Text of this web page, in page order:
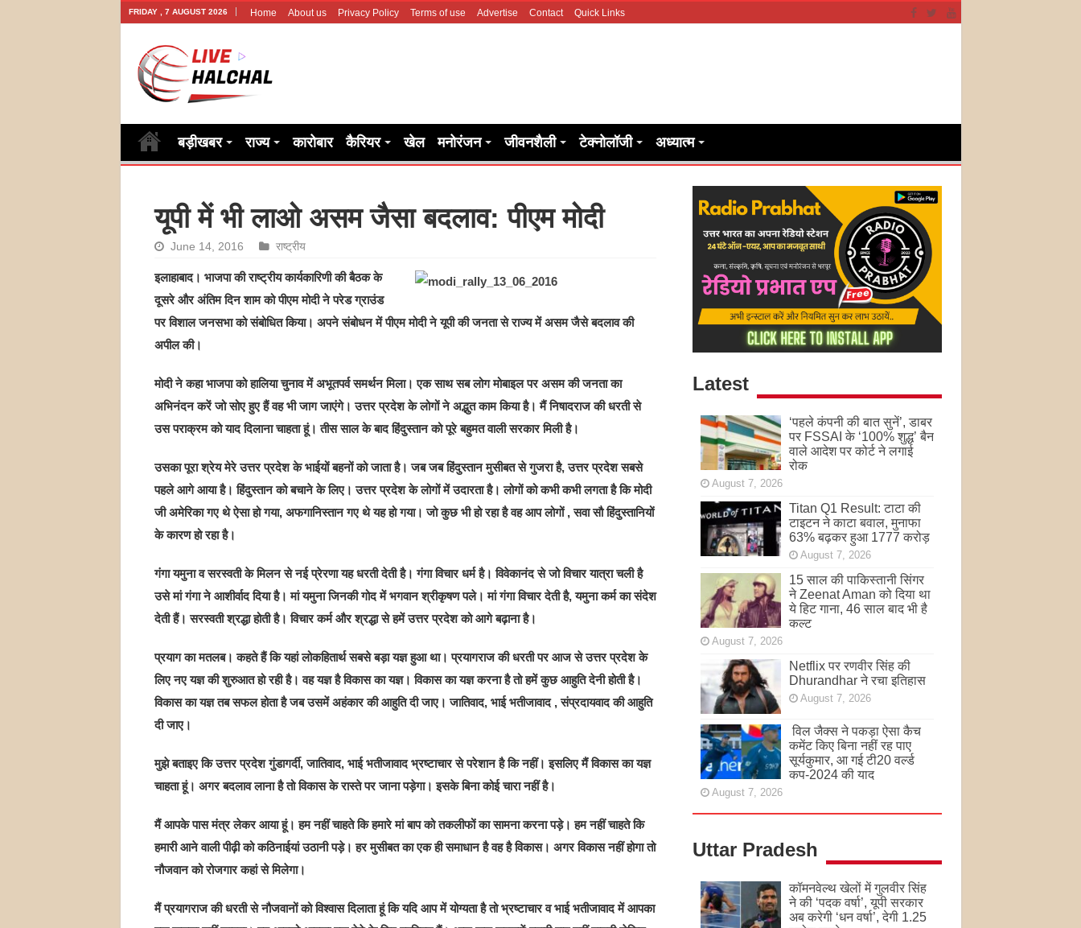
FRIDAY , 7 AUGUST 2026 Home About us Privacy Policy Terms of use Advertise Contact Quick Links
बड़ीखबर राज्य कारोबार कैरियर खेल मनोरंजन जीवनशैली टेक्नोलॉजी अध्यात्म
यूपी में भी लाओ असम जैसा बदलाव: पीएम मोदी
June 14, 2016 राष्ट्रीय
इलाहाबाद। भाजपा की राष्‍ट्रीय कार्यकारिणी की बैठक के
दूसरे और अंतिम दिन शाम को पीएम मोदी ने परेड ग्राउंड
पर विशाल जनसभा को संबोधित किया। अपने संबोधन में पीएम मोदी ने यूपी की जनता से राज्‍य में असम जैसे बदलाव की
अपील की।
मोदी ने कहा भाजपा को हालिया चुनाव में अभूतपर्व समर्थन मिला। एक साथ सब लोग मोबाइल पर असम की जनता का
अभिनंदन करें जो सोए हुए हैं वह भी जाग जाएंगे। उत्तर प्रदेश के लोगों ने अद्भुत काम किया है। मैं निषादराज की धरती से
उस पराक्रम को याद दिलाना चाहता हूं। तीस साल के बाद हिंदुस्तान को पूरे बहुमत वाली सरकार मिली है।
उसका पूरा श्रेय मेरे उत्तर प्रदेश के भाईयों बहनों को जाता है। जब जब हिंदुस्तान मुसीबत से गुजरा है, उत्तर प्रदेश सबसे
पहले आगे आया है। हिंदुस्तान को बचाने के लिए। उत्तर प्रदेश के लोगों में उदारता है। लोगों को कभी कभी लगता है कि मोदी
जी अमेरिका गए थे ऐसा हो गया, अफगानिस्तान गए थे यह हो गया। जो कुछ भी हो रहा है वह आप लोगों , सवा सौ हिंदुस्तानियों
के कारण हो रहा है।
गंगा यमुना व सरस्वती के मिलन से नई प्रेरणा यह धरती देती है। गंगा विचार धर्म है। विवेकानंद से जो विचार यात्रा चली है
उसे मां गंगा ने आशीर्वाद दिया है। मां यमुना जिनकी गोद में भगवान श्रीकृषण पले। मां गंगा विचार देती है, यमुना कर्म का संदेश
देती हैं। सरस्वती श्रद्धा होती है। विचार कर्म और श्रद्धा से हमें उत्तर प्रदेश को आगे बढ़ाना है।
प्रयाग का मतलब। कहते हैं कि यहां लोकहितार्थ सबसे बड़ा यज्ञ हुआ था। प्रयागराज की धरती पर आज से उत्तर प्रदेश के
लिए नए यज्ञ की शुरुआत हो रही है। वह यज्ञ है विकास का यज्ञ। विकास का यज्ञ करना है तो हमें कुछ आहुति देनी होती है।
विकास का यज्ञ तब सफल होता है जब उसमें अहंकार की आहुति दी जाए। जातिवाद, भाई भतीजावाद , संप्रदायवाद की आहुति
दी जाए।
मुझे बताइए कि उत्तर प्रदेश गुंडागर्दी, जातिवाद, भाई भतीजावाद भ्रष्टाचार से परेशान है कि नहीं। इसलिए मैं विकास का यज्ञ
चाहता हूं। अगर बदलाव लाना है तो विकास के रास्ते पर जाना पड़ेगा। इसके बिना कोई चारा नहीं है।
मैं आपके पास मंत्र लेकर आया हूं। हम नहीं चाहते कि हमारे मां बाप को तकलीफों का सामना करना पड़े। हम नहीं चाहते कि
हमारी आने वाली पीढ़ी को कठिनाईयां उठानी पड़े। हर मुसीबत का एक ही समाधान है वह है विकास। अगर विकास नहीं होगा तो
नौजवान को रोजगार कहां से मिलेगा।
मैं प्रयागराज की धरती से नौजवानों को विश्‍वास दिलाता हूं कि यदि आप में योग्यता है तो भ्रष्टाचार व भाई भतीजावाद में आपका
Latest
‘पहले कंपनी की बात सुनें’, डाबर
पर FSSAI के ‘100% शुद्ध’ बैन
वाले आदेश पर कोर्ट ने लगाई
रोक
August 7, 2026
Titan Q1 Result: टाटा की
टाइटन ने काटा बवाल, मुनाफा
63% बढ़कर हुआ 1777 करोड़
August 7, 2026
15 साल की पाकिस्तानी सिंगर
ने Zeenat Aman को दिया था
ये हिट गाना, 46 साल बाद भी है
कल्ट
August 7, 2026
Netflix पर रणवीर सिंह की
Dhurandhar ने रचा इतिहास
August 7, 2026
विल जैक्स ने पकड़ा ऐसा कैच
कमेंट किए बिना नहीं रह पाए
सूर्यकुमार, आ गई टी20 वर्ल्ड
कप-2024 की याद
August 7, 2026
Uttar Pradesh
कॉमनवेल्थ खेलों में गुलवीर सिंह
ने की ‘पदक वर्षा’, यूपी सरकार
अब करेगी ‘धन वर्षा’, देगी 1.25